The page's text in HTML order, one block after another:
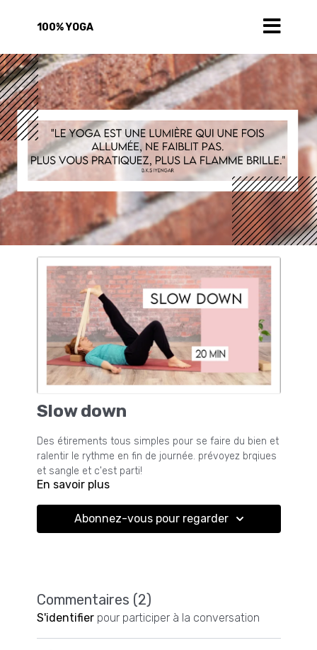
100% YOGA
Slow down
Des étirements tous simples pour se faire du bien et
ralentir le rythme en fin de journée. prévoyez brqiues
et sangle et c'est parti!
En savoir plus
Abonnez-vous pour regarder
Commentaires (2)
S'identifierpour participer à la conversation